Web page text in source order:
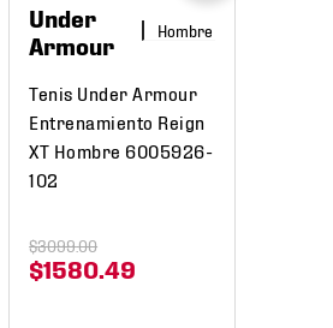
Under
Armour
Hombre
Tenis Under Armour
Entrenamiento Reign
XT Hombre 6005926-
102
$1580 .49
$3099.00